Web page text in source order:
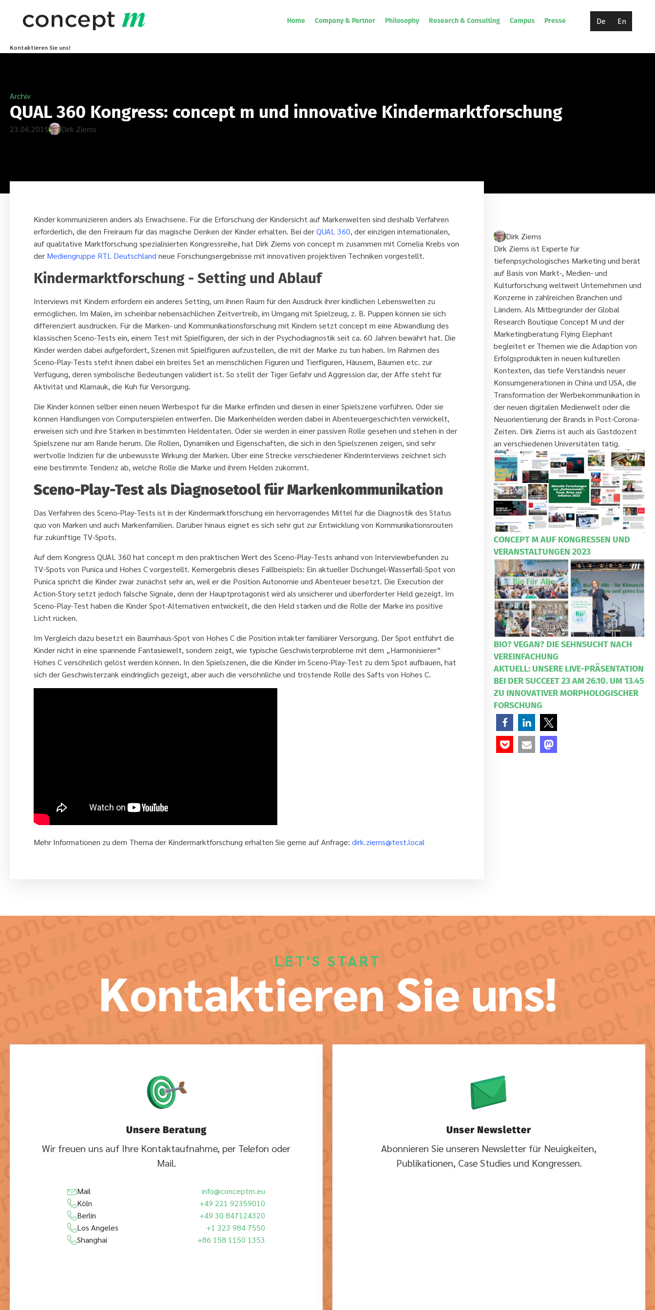
Home Company & Partner Philosophy Research & Consulting Campus Presse De En
Kontaktieren Sie uns!
Archiv
QUAL 360 Kongress: concept m und innovative Kindermarktforschung
23.06.2015 Dirk Ziems
Kinder kommunizieren anders als Erwachsene. Für die Erforschung der Kindersicht auf Markenwelten sind deshalb Verfahren
erforderlich, die den Freiraum für das magische Denken der Kinder erhalten. Bei derQUAL 360, der einzigen internationalen,
auf qualitative Marktforschung spezialisierten Kongressreihe, hat Dirk Ziems von concept m zusammen mit Cornelia Krebs von
der Mediengruppe RTL Deutschland neue Forschungsergebnisse mit innovativen projektiven Techniken vorgestellt.
Kindermarktforschung - Setting und Ablauf
Interviews mit Kindern erfordern ein anderes Setting, um ihnen Raum für den Ausdruck ihrer kindlichen Lebenswelten zu
ermöglichen. Im Malen, im scheinbar nebensächlichen Zeitvertreib, im Umgang mit Spielzeug, z. B. Puppen können sie sich
differenziert ausdrücken. Für die Marken- und Kommunikationsforschung mit Kindern setzt concept m eine Abwandlung des
klassischen Sceno-Tests ein, einem Test mit Spielfiguren, der sich in der Psychodiagnostik seit ca. 60 Jahren bewährt hat. Die
Kinder werden dabei aufgefordert, Szenen mit Spielfiguren aufzustellen, die mit der Marke zu tun haben. Im Rahmen des
Sceno-Play-Tests steht ihnen dabei ein breites Set an menschlichen Figuren und Tierfiguren, Häusern, Bäumen etc. zur
Verfügung, deren symbolische Bedeutungen validiert ist. So stellt der Tiger Gefahr und Aggression dar, der Affe steht für
Aktivität und Klamauk, die Kuh für Versorgung.
Die Kinder können selber einen neuen Werbespot für die Marke erfinden und diesen in einer Spielszene vorführen. Oder sie
können Handlungen von Computerspielen entwerfen. Die Markenhelden werden dabei in Abenteuergeschichten verwickelt,
erweisen sich und ihre Stärken in bestimmten Heldentaten. Oder sie werden in einer passiven Rolle gesehen und stehen in der
Spielszene nur am Rande herum. Die Rollen, Dynamiken und Eigenschaften, die sich in den Spielszenen zeigen, sind sehr
wertvolle Indizien für die unbewusste Wirkung der Marken. Über eine Strecke verschiedener Kinderinterviews zeichnet sich
eine bestimmte Tendenz ab, welche Rolle die Marke und ihrem Helden zukommt.
Sceno-Play-Test als Diagnosetool für Markenkommunikation
Das Verfahren des Sceno-Play-Tests ist in der Kindermarktforschung ein hervorragendes Mittel für die Diagnostik des Status
quo von Marken und auch Markenfamilien. Darüber hinaus eignet es sich sehr gut zur Entwicklung von Kommunikationsrouten
für zukünftige TV-Spots.
Auf dem Kongress QUAL 360 hat concept m den praktischen Wert des Sceno-Play-Tests anhand von Interviewbefunden zu
TV-Spots von Punica und Hohes C vorgestellt. Kernergebnis dieses Fallbeispiels: Ein aktueller Dschungel-Wasserfall-Spot von
Punica spricht die Kinder zwar zunächst sehr an, weil er die Position Autonomie und Abenteuer besetzt. Die Execution der
Action-Story setzt jedoch falsche Signale, denn der Hauptprotagonist wird als unsicherer und überforderter Held gezeigt. Im
Sceno-Play-Test haben die Kinder Spot-Alternativen entwickelt, die den Held stärken und die Rolle der Marke ins positive
Licht rücken.
Im Vergleich dazu besetzt ein Baumhaus-Spot von Hohes C die Position intakter familiärer Versorgung. Der Spot entführt die
Kinder nicht in eine spannende Fantasiewelt, sondern zeigt, wie typische Geschwisterprobleme mit dem „Harmonisierer“
Hohes C versöhnlich gelöst werden können. In den Spielszenen, die die Kinder im Sceno-Play-Test zu dem Spot aufbauen, hat
sich der Geschwisterzank eindringlich gezeigt, aber auch die versöhnliche und tröstende Rolle des Safts von Hohes C.
Mehr Informationen zu dem Thema der Kindermarktforschung erhalten Sie gerne auf Anfrage: dirk.ziems@test.local
Dirk Ziems
Dirk Ziems ist Experte für
tiefenpsychologisches Marketing und berät
auf Basis von Markt-, Medien- und
Kulturforschung weltweit Unternehmen und
Konzerne in zahlreichen Branchen und
Ländern. Als Mitbegründer der Global
Research Boutique Concept M und der
Marketingberatung Flying Elephant
begleitet er Themen wie die Adaption von
Erfolgsprodukten in neuen kulturellen
Kontexten, das tiefe Verständnis neuer
Konsumgenerationen in China und USA, die
Transformation der Werbekommunikation in
der neuen digitalen Medienwelt oder die
Neuorientierung der Brands in Post-Corona-
Zeiten. Dirk Ziems ist auch als Gastdozent
an verschiedenen Universitäten tätig.
CONCEPT M AUF KONGRESSEN UND
VERANSTALTUNGEN 2023
BIO? VEGAN? DIE SEHNSUCHT NACH
VEREINFACHUNG
AKTUELL: UNSERE LIVE-PRÄSENTATION
BEI DER SUCCEET 23 AM 26.10. UM 13.45
ZU INNOVATIVER MORPHOLOGISCHER
FORSCHUNG
LET'S START
Kontaktieren Sie uns!
Unsere Beratung
Wir freuen uns auf Ihre Kontaktaufnahme, per Telefon oder
Mail.
Mail
info@conceptm.eu
Köln
+49 221 92359010
Berlin
+49 30 847124320
Los Angeles
+1 323 984 7550
Shanghai
+86 158 1150 1353
Unser Newsletter
Abonnieren Sie unseren Newsletter für Neuigkeiten,
Publikationen, Case Studies und Kongressen.